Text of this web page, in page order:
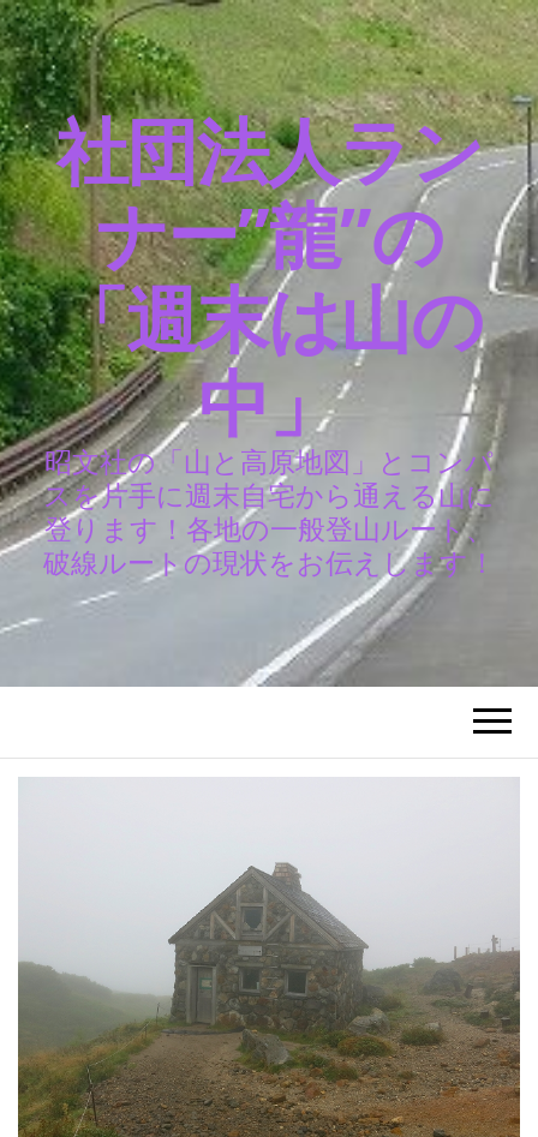
社団法人ラン
ナー”龍”の
「週末は山の
中」
昭文社の「山と高原地図」とコンパ
スを片手に週末自宅から通える山に
登ります！各地の一般登山ルート、
破線ルートの現状をお伝えします！